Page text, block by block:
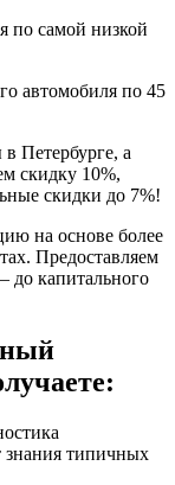
по самой низкой
автомобиля по 45
Петербурге, а
скидку 10%,
скидки до 7%!
на основе более
Предоставляем
до капитального
знания типичных